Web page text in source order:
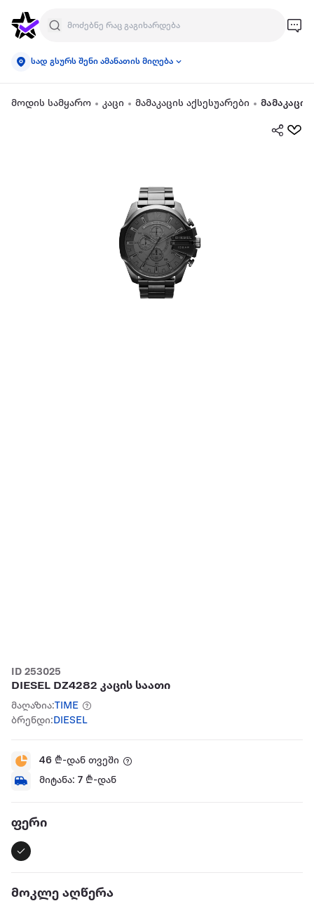
სად გსურს შენი ამანათის მიღება
მოდის სამყარო კაცი მამაკაცის აქსესუარები
ID 253025
DIESEL DZ4282 კაცის საათი
მაღაზია:TIME
ბრენდი: DIESEL
46 ₾-დან თვეში
მიტანა: 7 ₾-დან
ფერი
მოკლე აღწერა